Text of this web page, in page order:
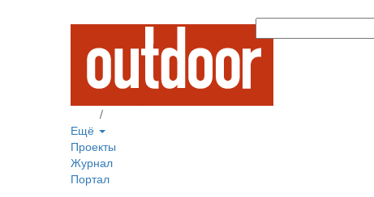
/
Ещё
Проекты
Журнал
Портал